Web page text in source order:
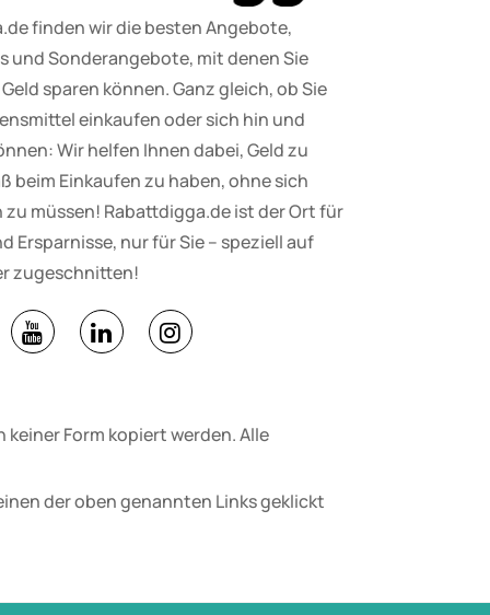
finden wir die besten Angebote,
und Sonderangebote, mit denen Sie
sparen können. Ganz gleich, ob Sie
einkaufen oder sich hin und
Wir helfen Ihnen dabei, Geld zu
beim Einkaufen zu haben, ohne sich
zu müssen! Rabattdigga.de ist der Ort für
Ersparnisse, nur für Sie – speziell auf
zugeschnitten!
Form kopiert werden. Alle
der oben genannten Links geklickt